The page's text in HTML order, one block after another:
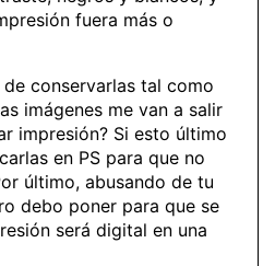
fuera más o
de conservarlas tal como
imágenes me van a salir
impresión? Si esto último
en PS para que no
último, abusando de tu
debo poner para que se
será digital en una